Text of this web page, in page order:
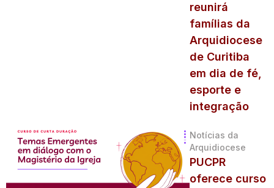
reunirá
famílias da
Arquidiocese
de Curitiba
em dia de fé,
esporte e
integração
Notícias da
Arquidiocese
PUCPR
oferece curso